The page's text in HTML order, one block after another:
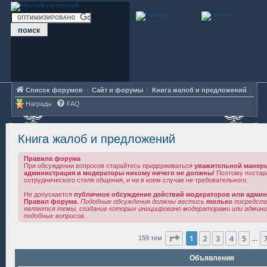
Список форумов Сайт и форумы
Книга жалоб и предложений
Награды
FAQ
Книга жалоб и предложений
Правила форума
При обсуждении вопросов старайтесь придерживаться уважительной
администрация и модераторы никому ничего не должны! Поэтому
сотруднического стиля общения, и ни в коем случае не требовательного.
Не допускается публичное обсуждение действий модераторов или
Правил форума Подобные обсуждения должны вестись только
являются темы, создание которых инициировано модераторами или
подобных вопросов.
159 тем Страница из 7
1 2 3 4 5 7
Объявления